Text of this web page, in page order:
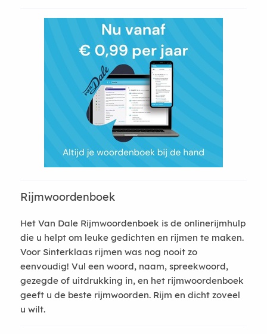
Rijmwoordenboek
Het Van Dale Rijmwoordenboek is de onlinerijmhulp
die u helpt om leuke gedichten en rijmen te maken.
Voor Sinterklaas rijmen was nog nooit zo
eenvoudig! Vul een woord, naam, spreekwoord,
gezegde of uitdrukking in, en het rijmwoordenboek
geeft u de beste rijmwoorden. Rijm en dicht zoveel
u wilt.